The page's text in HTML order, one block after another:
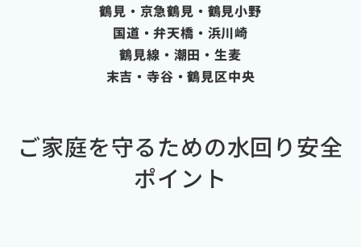
鶴見・京急鶴見・鶴見小野
国道・弁天橋・浜川崎
鶴見線・潮田・生麦
末吉・寺谷・鶴見区中央
ご家庭を守るための水回り安全
ポイント